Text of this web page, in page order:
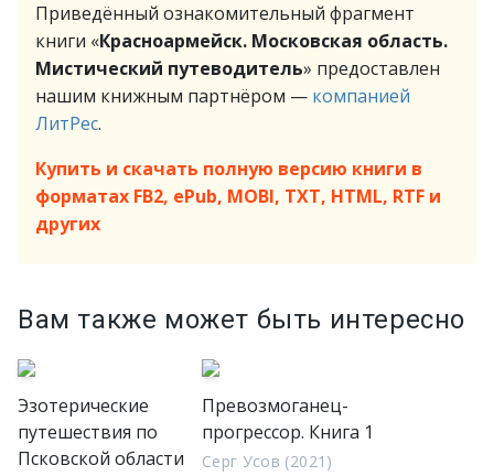
Приведённый ознакомительный фрагмент
книги «Красноармейск. Московская область.
Мистический путеводитель» предоставлен
нашим книжным партнёром — компанией
ЛитРес.
Купить и скачать полную версию книги в
форматах FB2, ePub, MOBI, TXT, HTML, RTF и
других
Вам также может быть интересно
Эзотерические
путешествия по
Псковской области
Превозмоганец-
прогрессор. Книга 1
Серг Усов (2021)